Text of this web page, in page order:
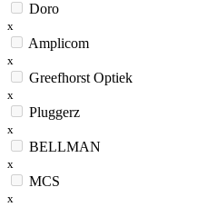
Doro
x
Amplicom
x
Greefhorst Optiek
x
Pluggerz
x
BELLMAN
x
MCS
x